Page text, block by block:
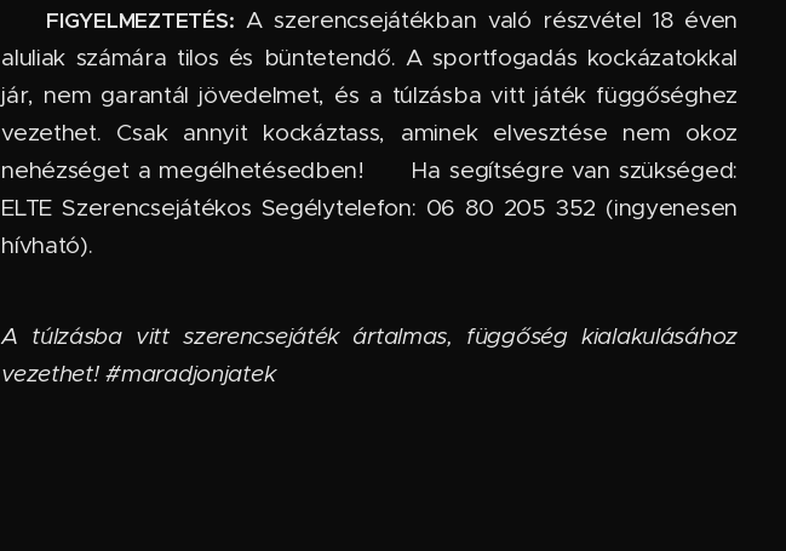
FIGYELMEZTETÉS: A szerencsejátékban való részvétel 18 éven
aluliak számára tilos és büntetendő. A sportfogadás kockázatokkal
jár, nem garantál jövedelmet, és a túlzásba vitt játék függőséghez
vezethet. Csak annyit kockáztass, aminek elvesztése nem okoz
nehézséget a megélhetésedben! 🆘 Ha segítségre van szükséged:
ELTE Szerencsejátékos Segélytelefon: 06 80 205 352 (ingyenesen
hívható).
A túlzásba vitt szerencsejáték ártalmas, függőség kialakulásához
vezethet! #maradjonjatek